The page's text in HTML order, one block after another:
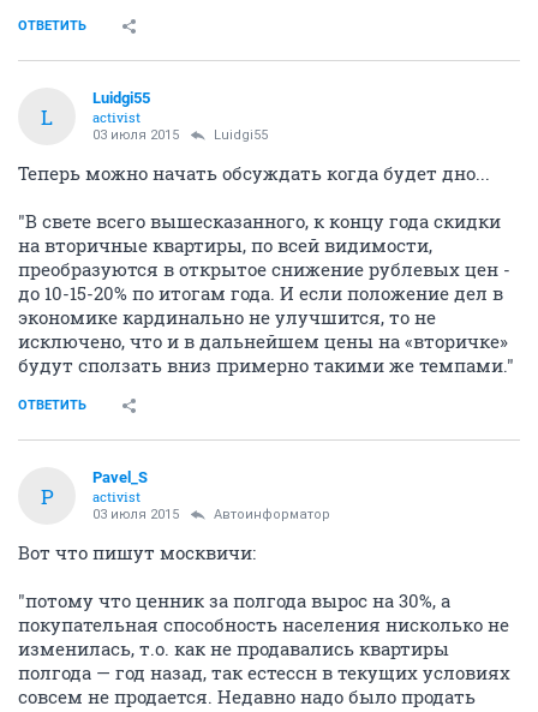
ОТВЕТИТЬ
L
Luidgi55
activist
03 июля 2015 Luidgi55
Теперь можно начать обсуждать когда будет дно...
"В свете всего вышесказанного, к концу года скидки
на вторичные квартиры, по всей видимости,
преобразуются в открытое снижение рублевых цен -
до 10-15-20% по итогам года. И если положение дел в
экономике кардинально не улучшится, то не
исключено, что и в дальнейшем цены на «вторичке»
будут сползать вниз примерно такими же темпами."
ОТВЕТИТЬ
P
Pavel_S
activist
03 июля 2015 Автоинформатор
Вот что пишут москвичи:
"потому что ценник за полгода вырос на 30%, а
покупательная способность населения нисколько не
изменилась, т.о. как не продавались квартиры
полгода — год назад, так естессн в текущих условиях
совсем не продается. Недавно надо было продать